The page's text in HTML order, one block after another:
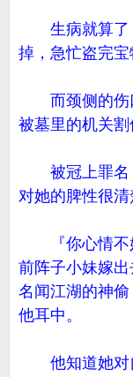
生病就算了
掉，急忙盗完宝
而颈侧的伤
被墓里的机关割
被冠上罪名
对她的脾性很清
『你心情不
前阵子小妹嫁
名闻江湖的神
他耳中。
他知道她对自